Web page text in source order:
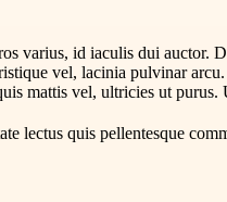
varius, id iaculis dui auctor.
vel, lacinia pulvinar
mattis vel, ultricies ut purus.
quis pellentesque